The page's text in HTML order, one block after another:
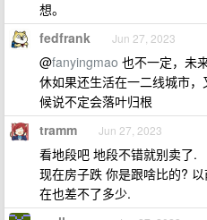
想。
fedfrank Jun 27, 2023
@fanyingmao 也不一定，未
休如果还生活在一二线城市
候说不定会落叶归根
tramm Jun 27, 2023
看地段吧 地段不错就别卖了.
现在房子跌 你是跟啥比的?
在也差不了多少.